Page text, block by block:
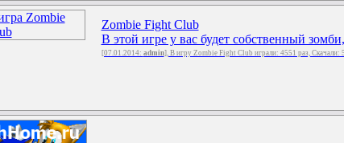
Zombie Fight Club
В этой игре у вас будет собственный
[07.01.2014: admin], В игру Zombie Fight Club играли: 4551 раз,